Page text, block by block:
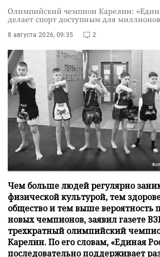
Олимпийский чемпион Карелин:
делает спорт доступным для
8 августа 2026, 09:35 2
Чем больше людей регулярно
физической культурой, тем
общество и тем выше вероятность
новых чемпионов, заявил газете
трехкратный олимпийский
Карелин. По его словам, «Единая
последовательно поддерживает